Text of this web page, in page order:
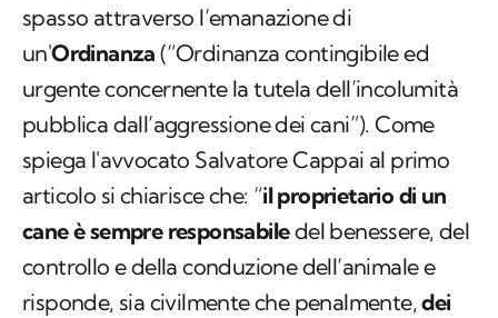
spasso attraverso l’emanazione di
un'Ordinanza(“Ordinanza contingibile ed
urgente concernente la tutela dell’incolumità
pubblica dall’aggressione dei cani”). Come
spiega l'avvocato Salvatore Cappai al primo
articolo si chiarisce che: “il proprietario di un
cane è sempre responsabiledel benessere, del
controllo e della conduzione dell’animale e
risponde, sia civilmente che penalmente,dei